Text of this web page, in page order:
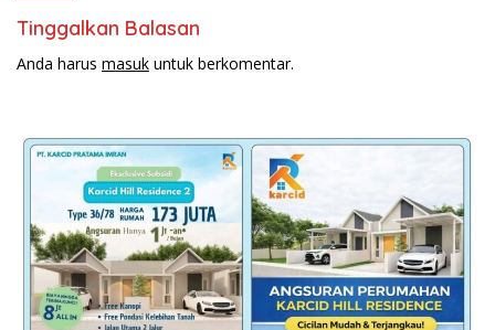
Tinggalkan Balasan
Anda harus masuk untuk berkomentar.